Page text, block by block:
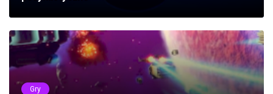
Gry